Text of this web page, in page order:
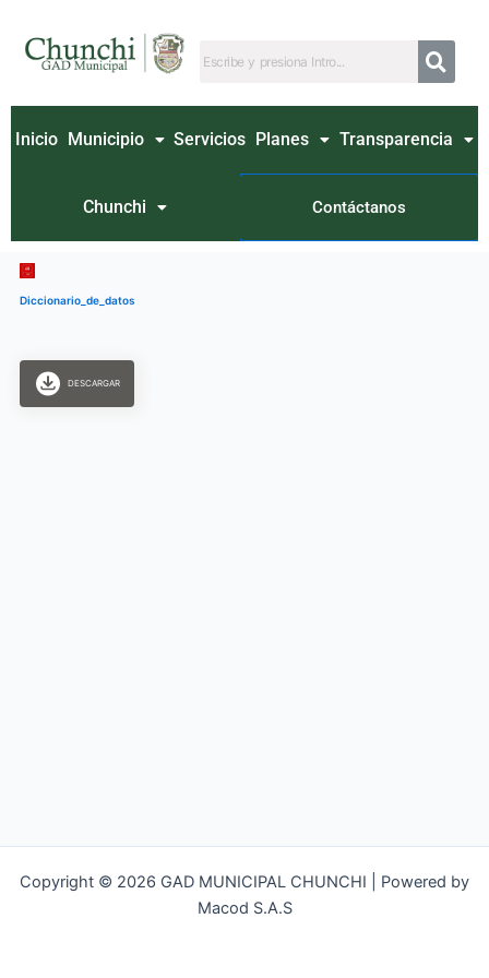
contenido
Inicio Municipio Servicios Planes Transparencia
Chunchi Contáctanos
Diccionario_de_datos
DESCARGAR
Copyright © 2026 GAD MUNICIPAL CHUNCHI | Powered by
Macod S.A.S